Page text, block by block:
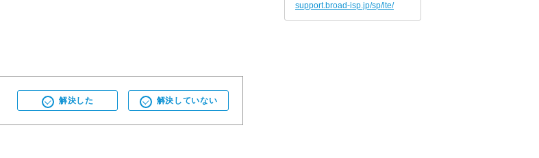
support.broad-isp.jp/sp/lte/
解決した 解決していない